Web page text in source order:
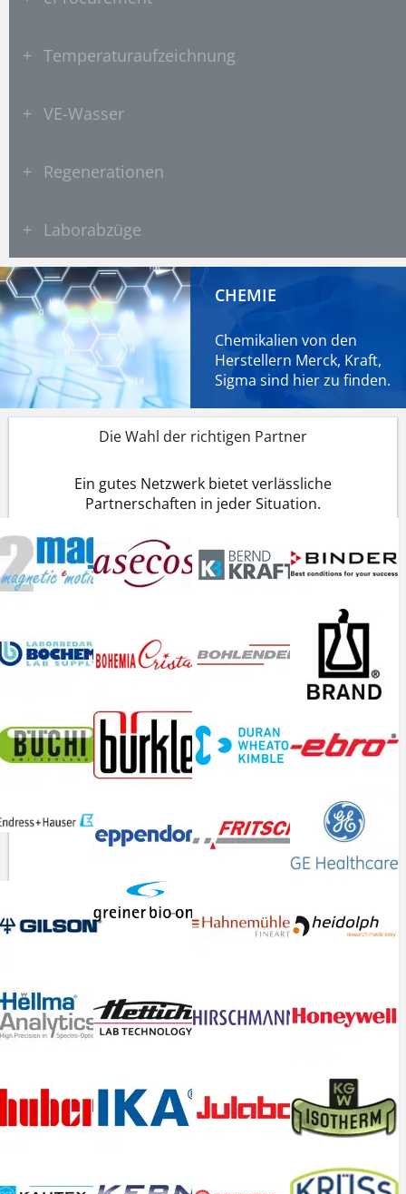
+ Temperaturaufzeichnung
+ VE-Wasser
+ Regenerationen
+ Laborabzüge
CHEMIE
Chemikalien von den
Herstellern Merck, Kraft,
Sigma sind hierzu finden.
Die Wahl der richtigen Partner
Ein gutes Netzwerk bietet verlässliche
Partnerschaften in jeder Situation.